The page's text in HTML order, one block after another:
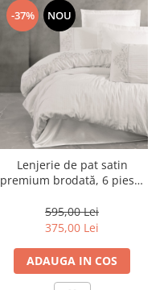
-37% NOU
Lenjerie de pat satin
premium brodată, 6 piese,
Genny - White
595,00 Lei
375,00 Lei
ADAUGA IN COS